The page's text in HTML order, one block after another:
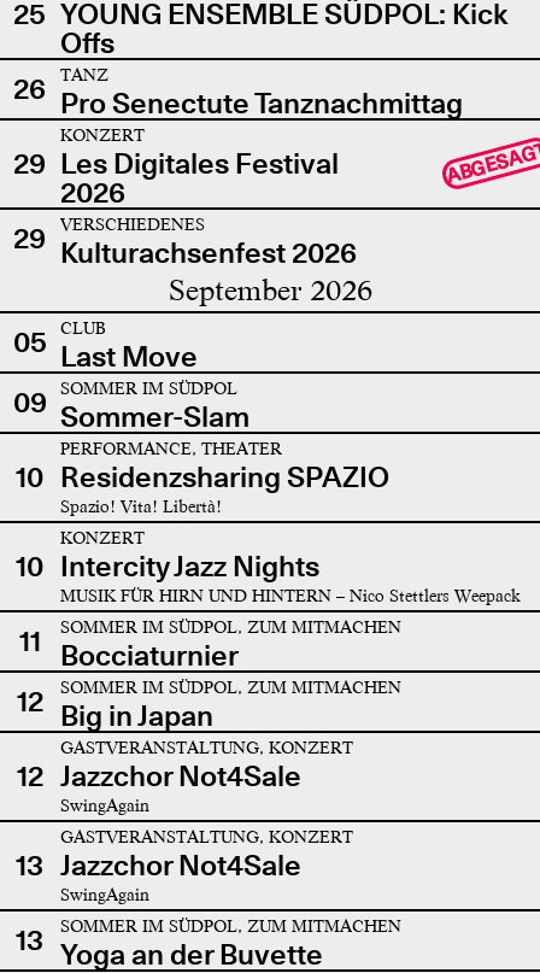
25 YOUNG ENSEMBLE SÜDPOL: Kick
Offs
26
TANZ
Pro Senectute Tanznachmittag
29
KONZERT
Les Digitales Festival
2026
29 VERSCHIEDENES
Kulturachsenfest 2026
September 2026
05 CLUB
Last Move
09
SOMMER IM SÜDPOL
Sommer-Slam
10
PERFORMANCE, THEATER
Residenzsharing SPAZIO
Spazio! Vita! Libertà!
10
KONZERT
Intercity Jazz Nights
MUSIK FÜR HIRN UND HINTERN – Nico Stettlers Weepack
11 SOMMER IM SÜDPOL, ZUM MITMACHEN
Bocciaturnier
12
SOMMER IM SÜDPOL, ZUM MITMACHEN
Big in Japan
12
GASTVERANSTALTUNG, KONZERT
Jazzchor Not4Sale
SwingAgain
13
GASTVERANSTALTUNG, KONZERT
Jazzchor Not4Sale
SwingAgain
13 SOMMER IM SÜDPOL, ZUM MITMACHEN
Yoga an der Buvette